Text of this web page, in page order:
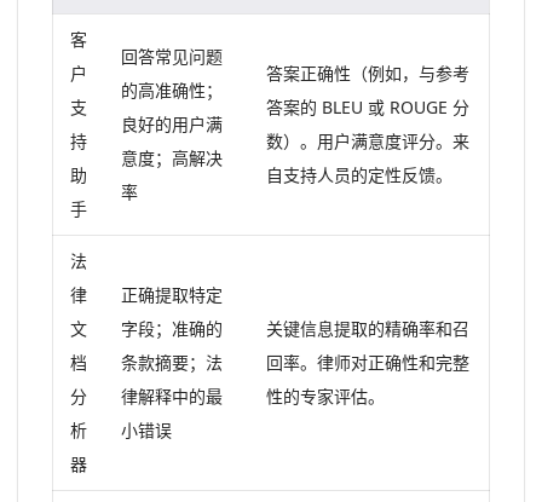
客
户
支
持
助
手
回答常见问题
的高准确性；
良好的用户满
意度；高解决
率
答案正确性（例如，与参考
答案的 BLEU 或 ROUGE 分
数）。用户满意度评分。来
自支持人员的定性反馈。
法
律
文
档
分
析
器
正确提取特定
字段；准确的
条款摘要；法
律解释中的最
小错误
关键信息提取的精确率和召
回率。律师对正确性和完整
性的专家评估。